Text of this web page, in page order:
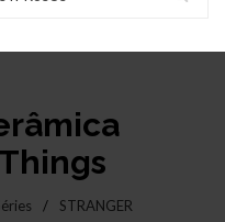
/
STRANGER